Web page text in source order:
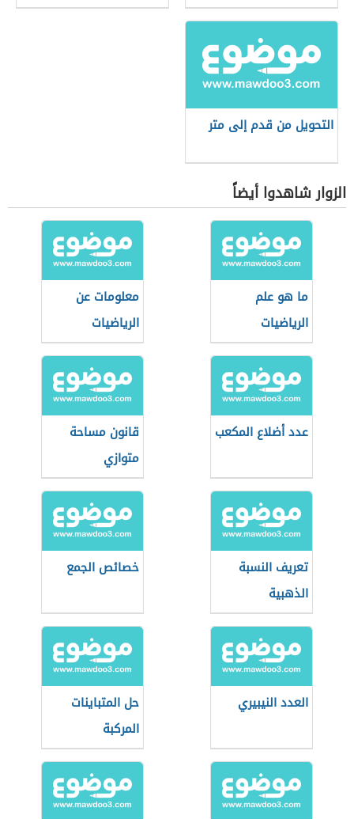
التحويل من قدم إلى متر
الزوار شاهدوا أيضاً
ما هو علم
الرياضيات
معلومات عن
الرياضيات
عدد أضلاع المكعب
قانون مساحة
متوازي
المستطيلات
تعريف النسبة
الذهبية
خصائص الجمع
العدد النيبيري
حل المتباينات
المركبة